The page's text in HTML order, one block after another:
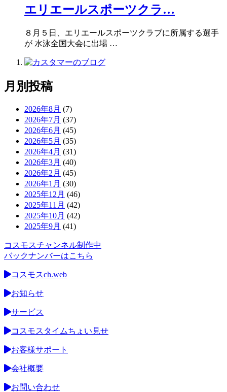
エリエールスポーツクラ…
８月５日、エリエールスポーツクラブに所属する選手
が 水泳全国大会に出場 …
月別投稿
2026年8月 (7)
2026年7月 (37)
2026年6月 (45)
2026年5月 (35)
2026年4月 (31)
2026年3月 (40)
2026年2月 (45)
2026年1月 (30)
2025年12月 (46)
2025年11月 (42)
2025年10月 (42)
2025年9月 (41)
コスモスチャンネル制作中
バックナンバーはこちら
コスモスch.web
お知らせ
サービス
コスモスタイムちょい見せ
お客様サポート
会社概要
お問い合わせ